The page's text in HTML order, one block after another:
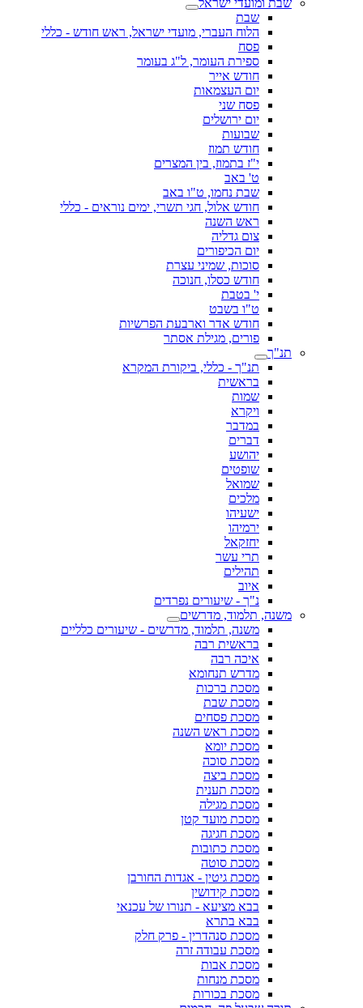
שבת ומועדי ישראל
שבת
הלוח העברי, מועדי ישראל, ראש חודש - כללי
פסח
ספירת העומר, ל"ג בעומר
חודש אייר
יום העצמאות
פסח שני
יום ירושלים
שבועות
חודש תמוז
י"ז בתמוז, בין המצרים
ט' באב
שבת נחמו, ט"ו באב
חודש אלול, חגי תשרי, ימים נוראים - כללי
ראש השנה
צום גדליה
יום הכיפורים
סוכות, שמיני עצרת
חודש כסלו, חנוכה
י' בטבת
ט"ו בשבט
חודש אדר וארבעת הפרשיות
פורים, מגילת אסתר
תנ"ך
תנ"ך - כללי, ביקורת המקרא
בראשית
שמות
ויקרא
במדבר
דברים
יהושע
שופטים
שמואל
מלכים
ישעיהו
ירמיהו
יחזקאל
תרי עשר
תהילים
איוב
נ"ך - שיעורים נפרדים
משנה, תלמוד, מדרשים
משנה, תלמוד, מדרשים - שיעורים כלליים
בראשית רבה
איכה רבה
מדרש תנחומא
מסכת ברכות
מסכת שבת
מסכת פסחים
מסכת ראש השנה
מסכת יומא
מסכת סוכה
מסכת ביצה
מסכת תענית
מסכת מגילה
מסכת מועד קטן
מסכת חגיגה
מסכת כתובות
מסכת סוטה
מסכת גיטין - אגדות החורבן
מסכת קידושין
בבא מציעא - תנורו של עכנאי
בבא בתרא
מסכת סנהדרין - פרק חלק
מסכת עבודה זרה
מסכת אבות
מסכת מנחות
מסכת בכורות